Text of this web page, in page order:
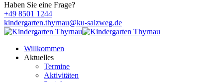
Haben Sie eine Frage?
+49 8501 1244
kindergarten.thyrnau@ku-salzweg.de
Willkommen
Aktuelles
Termine
Aktivitäten